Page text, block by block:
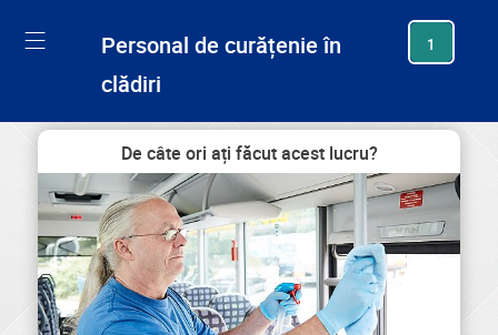
Personal de curățenie în
clădiri
1
De câte ori ați făcut acest lucru?